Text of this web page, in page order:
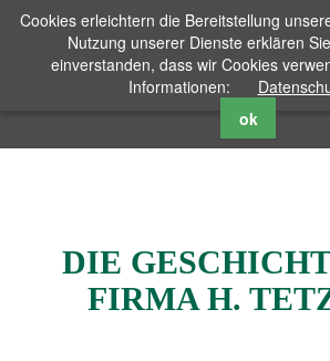
Cookies erleichtern die Bereitstellung
Nutzung unserer Dienste erklären
einverstanden, dass wir Cookies
Informationen:
ok
DIE
FIRMA H.